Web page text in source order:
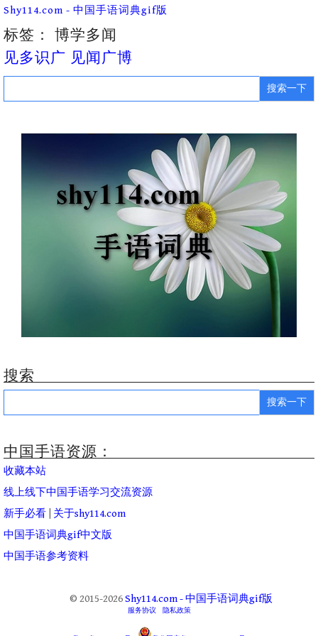
Skip
content
Shy114.com - 中国手语词典gif版
标签： 博学多闻
见多识广 见闻广博
Search
搜索
Search
中国手语资源：
收藏本站
线上线下中国手语学习交流资源
新手必看
关于shy114.com
中国手语词典gif中文版
中国手语参考资料
© 2015-2026Shy114.com - 中国手语词典gif版
服务协议 隐私政策